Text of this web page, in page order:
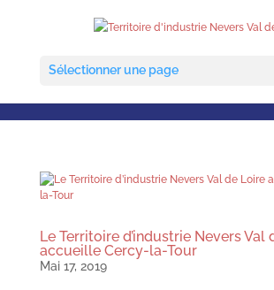
Sélectionner une page
Le Territoire d’industrie Nevers Val
accueille Cercy-la-Tour
Mai 17, 2019